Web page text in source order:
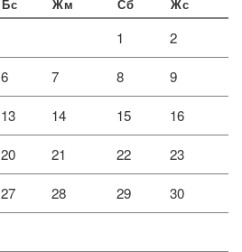
Бс Жм Сб Жс
1 2
6 7 8 9
13 14 15 16
20 21 22 23
27 28 29 30